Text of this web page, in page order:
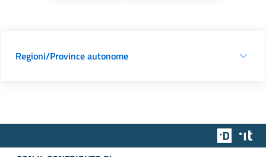
Regioni/Province autonome
Team